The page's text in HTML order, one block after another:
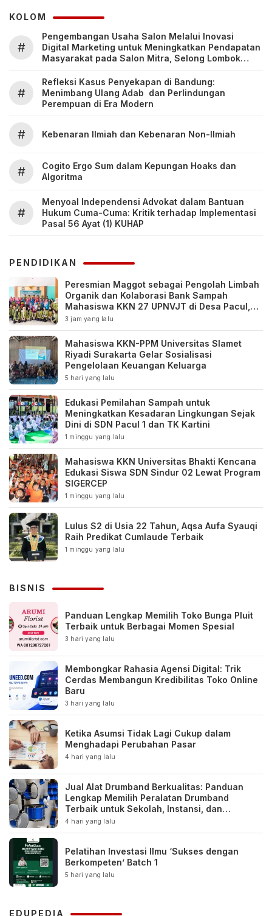
KOLOM
#
Pengembangan Usaha Salon Melalui Inovasi
Digital Marketing untuk Meningkatkan Pendapatan
Masyarakat pada Salon Mitra, Selong Lombok
#
Refleksi Kasus Penyekapan di Bandung:
Menimbang Ulang Adab dan Perlindungan
Perempuan di Era Modern
# Kebenaran Ilmiah dan Kebenaran Non-Ilmiah
#
Cogito Ergo Sum dalam Kepungan Hoaks dan
Algoritma
#
Menyoal Independensi Advokat dalam Bantuan
Hukum Cuma-Cuma: Kritik terhadap Implementasi
Pasal 56 Ayat (1) KUHAP
PENDIDIKAN
Peresmian Maggot sebagai Pengolah Limbah
Organik dan Kolaborasi Bank Sampah
Mahasiswa KKN 27 UPNVJT di Desa Pacul,
Bojonegoro
3 jam yang lalu
Mahasiswa KKN-PPM Universitas Slamet
Riyadi Surakarta Gelar Sosialisasi
Pengelolaan Keuangan Keluarga
5 hari yang lalu
Edukasi Pemilahan Sampah untuk
Meningkatkan Kesadaran Lingkungan Sejak
Dini di SDN Pacul 1 dan TK Kartini
1 minggu yang lalu
Mahasiswa KKN Universitas Bhakti Kencana
Edukasi Siswa SDN Sindur 02 Lewat Program
SIGERCEP
1 minggu yang lalu
Lulus S2 di Usia 22 Tahun, Aqsa Aufa Syauqi
Raih Predikat Cumlaude Terbaik
1 minggu yang lalu
BISNIS
Panduan Lengkap Memilih Toko Bunga Pluit
Terbaik untuk Berbagai Momen Spesial
3 hari yang lalu
Membongkar Rahasia Agensi Digital: Trik
Cerdas Membangun Kredibilitas Toko Online
Baru
3 hari yang lalu
Ketika Asumsi Tidak Lagi Cukup dalam
Menghadapi Perubahan Pasar
4 hari yang lalu
Jual Alat Drumband Berkualitas: Panduan
Lengkap Memilih Peralatan Drumband
Terbaik untuk Sekolah, Instansi, dan
Komunitas
4 hari yang lalu
Pelatihan Investasi Ilmu ‘Sukses dengan
Berkompeten’ Batch 1
5 hari yang lalu
EDUPEDIA